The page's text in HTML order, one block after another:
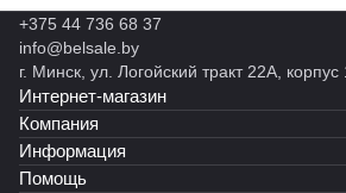
ы
й
С
Т
Ф
У
й
S
G
R
ы
й
М
К
Ф
ы
й
С
T
0
5
+375 44 736 68 37
info@belsale.by
г. Минск, ул. Логойский тракт 22А, корпус
Интернет-магазин
Компания
Информация
Помощь